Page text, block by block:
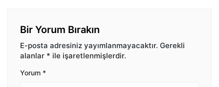
Bir Yorum Bırakın
E-posta adresiniz yayımlanmayacaktır. Gerekli
alanlar * ile işaretlenmişlerdir.
Yorum *